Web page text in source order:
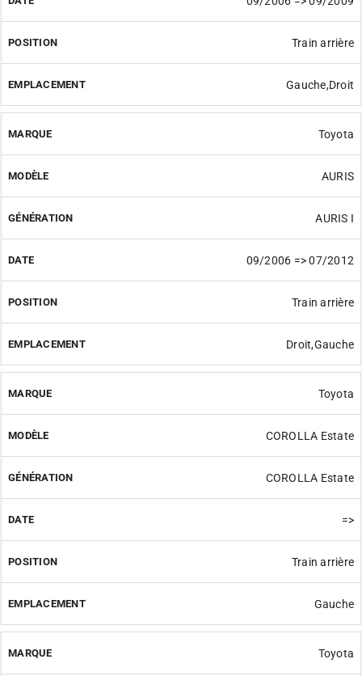
Train arrière
Gauche,Droit
Toyota
AURIS
AURIS I
09/2006 => 07/2012
Train arrière
Droit,Gauche
Toyota
COROLLA Estate
COROLLA Estate
=>
Train arrière
Gauche
Toyota